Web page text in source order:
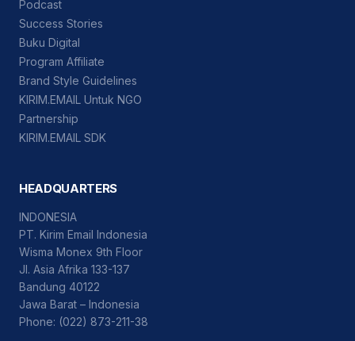
Podcast
Success Stories
Buku Digital
Program Affiliate
Brand Style Guidelines
KIRIM.EMAIL Untuk NGO
Partnership
KIRIM.EMAIL SDK
HEADQUARTERS
INDONESIA
PT. Kirim Email Indonesia
Wisma Monex 9th Floor
Jl. Asia Afrika 133-137
Bandung 40122
Jawa Barat – Indonesia
Phone: (022) 873-211-38